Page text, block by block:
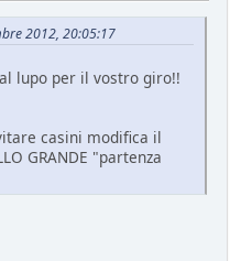
2012, 20:05:17
lupo per il vostro giro!!
casini modifica il
GRANDE "partenza